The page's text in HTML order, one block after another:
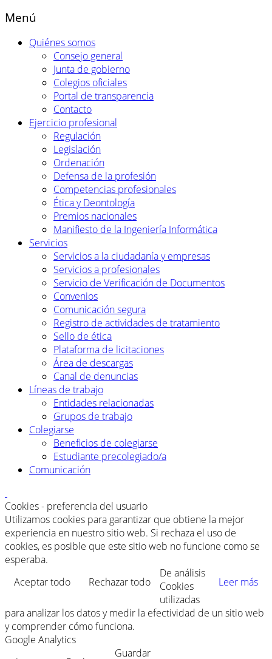
Menú
Quiénes somos
Consejo general
Junta de gobierno
Colegios oficiales
Portal de transparencia
Contacto
Ejercicio profesional
Regulación
Legislación
Ordenación
Defensa de la profesión
Competencias profesionales
Ética y Deontología
Premios nacionales
Manifiesto de la Ingeniería Informática
Servicios
Servicios a la ciudadanía y empresas
Servicios a profesionales
Servicio de Verificación de Documentos
Convenios
Comunicación segura
Registro de actividades de tratamiento
Sello de ética
Plataforma de licitaciones
Área de descargas
Canal de denuncias
Líneas de trabajo
Entidades relacionadas
Grupos de trabajo
Colegiarse
Beneficios de colegiarse
Estudiante precolegiado/a
Comunicación
Cookies - preferencia del usuario
Utilizamos cookies para garantizar que obtiene la mejor
experiencia en nuestro sitio web. Si rechaza el uso de
cookies, es posible que este sitio web no funcione como se
esperaba.
Aceptar todo
Rechazar todo Leer más
De análisis
Cookies
utilizadas
para analizar los datos y medir la efectividad de un sitio web
y comprender cómo funciona.
Google Analytics
Guardar